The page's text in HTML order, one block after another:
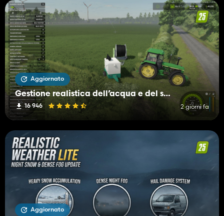
Aggiornato
Gestione realistica dell’acqua e del suolo (RWSM)
16 946 2 giorni fa
Aggiornato